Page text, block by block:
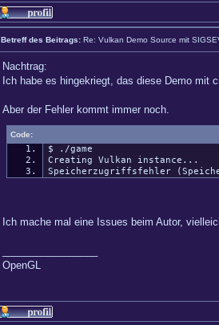
Betreff des Beitrags: Re: Vulkan Demo Source mit
Nachtrag:
Ich habe es hingekriegt, das diese Demo mit
Aber der Fehler kommt immer noch.
Code:
$ ./game
Creating Vulkan instance...
Speicherzugriffsfehler
Ich mache mal eine Issues beim Autor,
OpenGL